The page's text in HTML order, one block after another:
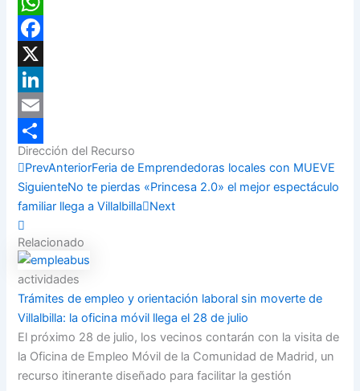
WhatsApp
Facebook
X
LinkedIn
Email
Compartir
Dirección del Recurso
PrevAnteriorFeria de Emprendedoras locales con MUEVE
SiguienteNo te pierdas «Princesa 2.0» el mejor espectáculo
familiar llega a Villalbilla
Next
Relacionado
actividades
Trámites de empleo y orientación laboral sin moverte de
Villalbilla: la oficina móvil llega el 28 de julio
El próximo 28 de julio, los vecinos contarán con la visita de
la Oficina de Empleo Móvil de la Comunidad de Madrid, un
recurso itinerante diseñado para facilitar la gestión